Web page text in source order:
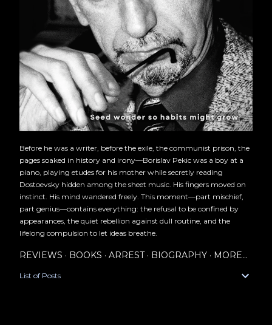
Before he was a writer, before the exile, the communist prison, the
pages soaked in history and irony—Borislav Pekic was a boy at a
piano, playing etudes for his mother while secretly reading
Dostoevsky hidden among the sheet music. His fingers moved on
instinct. His mind wandered freely. This moment—part mischief,
part genius—contains everything: the refusal to be confined by
appearances, the quiet rebellion against dull routine, and the
lifelong compulsion to let ideas breathe.
REVIEWS BOOKS ARREST BIOGRAPHY MORE…
List of Posts